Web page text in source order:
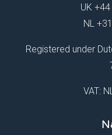
UK +44
NL
Registered under
VAT: